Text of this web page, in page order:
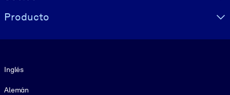
Producto
Inglés
Alemán